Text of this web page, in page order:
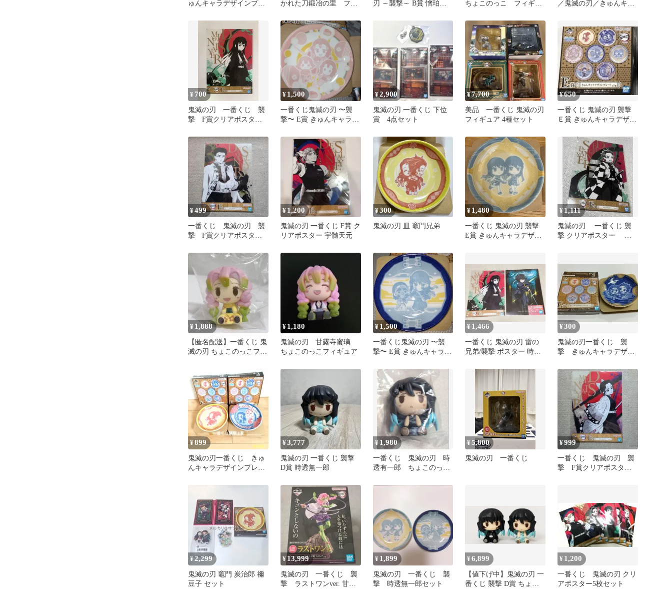
ゅんキャラデザインプレ
かれた刀鍛冶の里 フィ
刃 ～襲撃～ B賞 憎珀天
ちょこのっこ フィギュ
／鬼滅の刃／きゅんキャ
¥ 700
鬼滅の刃 一番くじ 襲
撃 F賞クリアポスタ
¥ 1,500
一番くじ鬼滅の刃 〜襲
撃〜 E賞 きゅんキャラ小
¥2,900
鬼滅の刃 一番くじ 下位
賞 4点セット
¥7,700
美品 一番くじ 鬼滅の刃
フィギュア 4種セット
¥650
一番くじ 鬼滅の刃 襲撃
Ｅ賞 きゅんキャラデザイ
玄弥
¥499
一番くじ 鬼滅の刃 襲
撃 F賞クリアポスタ
¥ 1,200
鬼滅の刃 一番くじ F賞 ク
リアポスター 宇髄天元
¥300
鬼滅の刃 皿 竈門兄弟
¥ 1,480
一番くじ 鬼滅の刃 襲撃
E賞 きゅんキャラデザイ
¥1,111
鬼滅の刃 一番くじ 襲
撃 クリアポスター 炭
¥ 1,888
【匿名配送】一番くじ 鬼
滅の刃 ちょこのっこフィ
¥ 1,180
鬼滅の刃 甘露寺蜜璃
ちょこのっこフィギュア
¥ 1,500
一番くじ鬼滅の刃 〜襲
撃〜 E賞 きゅんキャラ小
¥ 1,466
一番くじ 鬼滅の刃 雷の
兄弟/襲撃 ポスター 時透
¥300
鬼滅の刃一番くじ 襲
撃 きゅんキャラデザイ
¥899
鬼滅の刃一番くじ きゅ
んキャラデザインプレー
壺&鋼鎧塚
¥3,777
鬼滅の刃 一番くじ 襲撃
D賞 時透無一郎
¥ 1,980
一番くじ 鬼滅の刃 時
透有一郎 ちょこのっこ
封】
¥5,800
鬼滅の刃 一番くじ
¥999
一番くじ 鬼滅の刃 襲
撃 F賞クリアポスタ
¥2,299
鬼滅の刃 竈門 炭治郎 禰
豆子 セット
¥13,999
鬼滅の刃 一番くじ 襲
撃 ラストワンver. 甘露
¥ 1,899
鬼滅の刃 一番くじ 襲
撃 時透無一郎セット
¥6,899
【値下げ中】鬼滅の刃 一
番くじ 襲撃 D賞 ちょこ
¥ 1,200
一番くじ 鬼滅の刃 クリ
アポスター5枚セット